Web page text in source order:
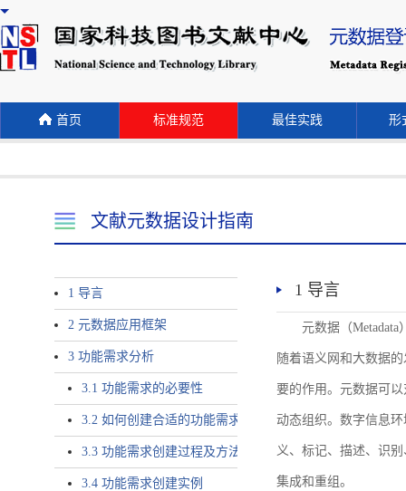
首页 标准规范 最佳实践 形
文献元数据设计指南
1 导言
2 元数据应用框架
3 功能需求分析
3.1 功能需求的必要性
3.2 如何创建合适的功能需求
3.3 功能需求创建过程及方法
3.4 功能需求创建实例
1 导言
元数据（
随着语义网和大数据
要的作用。元数据可
动态组织。数字信息
义、标记、描述、识
集成和重组。